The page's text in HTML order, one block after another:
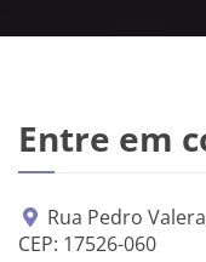
Entre em
Rua Pedro
CEP: 17526-060